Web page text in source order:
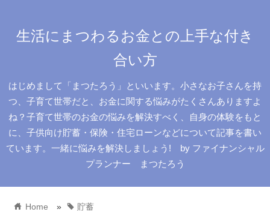
生活にまつわるお金との上手な付き
合い方
はじめまして「まつたろう」といいます。小さなお子さんを持
つ、子育て世帯だと、お金に関する悩みがたくさんありますよ
ね？子育て世帯のお金の悩みを解決すべく、自身の体験をもと
に、子供向け貯蓄・保険・住宅ローンなどについて記事を書い
ています。一緒に悩みを解決しましょう! by ファイナンシャル
プランナー まつたろう
home Home » tag 貯蓄